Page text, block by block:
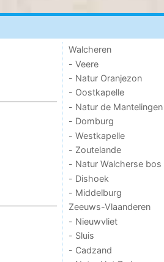
Walcheren
- Veere
- Natur Oranjezon
- Oostkapelle
- Natur de Mantelingen
- Domburg
- Westkapelle
- Zoutelande
- Natur Walcherse bos
- Dishoek
- Middelburg
Zeeuws-Vlaanderen
- Nieuwvliet
- Sluis
- Cadzand